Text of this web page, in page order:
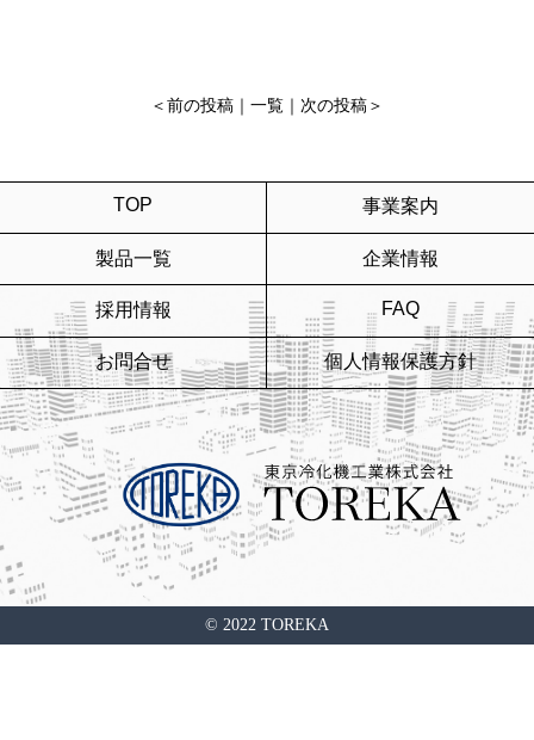
＜ 前の投稿 一覧 次の投稿 ＞
TOP 事業案内
製品一覧 企業情報
採用情報 FAQ
お問合せ 個人情報保護方針
© 2022 TOREKA